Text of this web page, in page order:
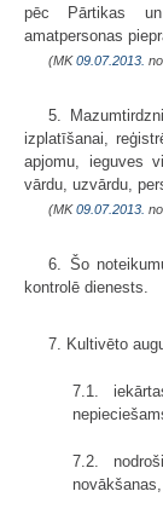
pēc Pārtikas
amatpersonas
(MK09.07.2013.
5.
izplatīšanai,
apjomu, ieguves
vārdu, uzvārdu,
(MK09.07.2013.
6. Šo
kontrolē dienests.
7. Kultivēto
7.1.
7.2.